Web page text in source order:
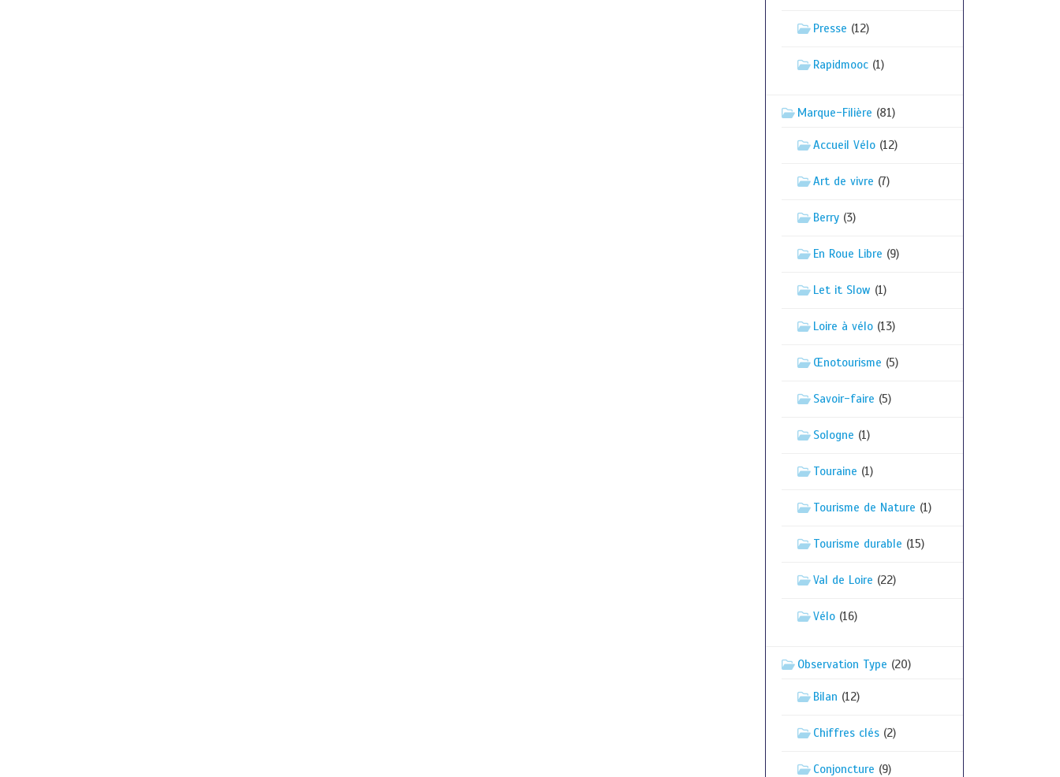
Presse (12)
Rapidmooc(1)
Marque-Filière (81)
Accueil Vélo(12)
Art de vivre (7)
Berry(3)
En Roue Libre (9)
Let it Slow (1)
Loire à vélo(13)
Œnotourisme (5)
Savoir-faire (5)
Sologne (1)
Touraine (1)
Tourisme de Nature (1)
Tourisme durable (15)
Val de Loire (22)
Vélo(16)
Observation Type (20)
Bilan (12)
Chiffres clés(2)
Conjoncture (9)